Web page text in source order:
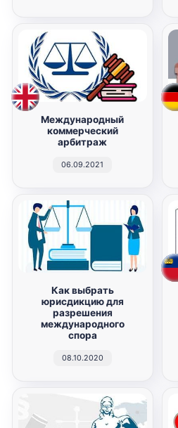
Международный
коммерческий
арбитраж
06.09.2021
Как выбрать
юрисдикцию для
разрешения
международного
спора
08.10.2020